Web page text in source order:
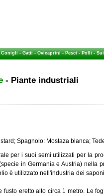
Conigli-Gatti-Ovicaprini-Pesci-Polli-
- Piante industriali
Spagnolo: Mostaza blanca;
per i suoi semi utilizzati per la
in Germania e Austria) nella
è utilizzato nell'industria dei
eretto alto circa 1 metro. Le